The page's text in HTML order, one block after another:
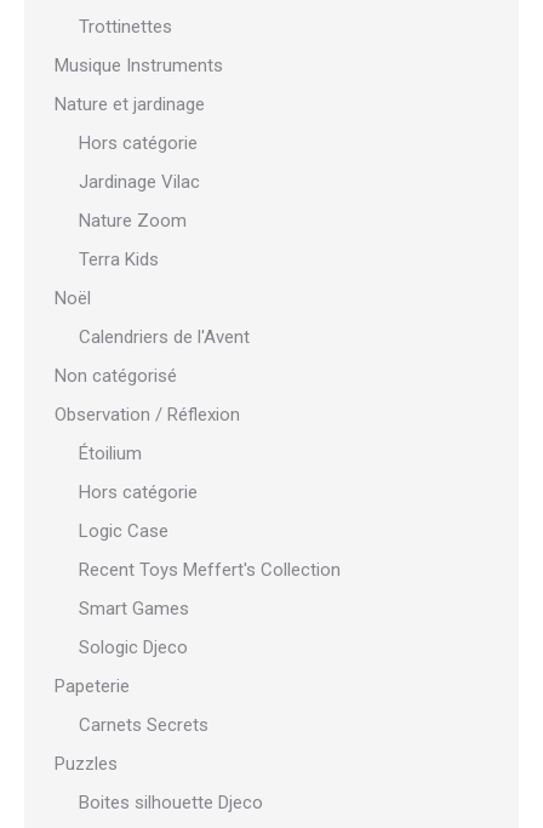
Trottinettes
Musique Instruments
Nature et jardinage
Hors catégorie
Jardinage Vilac
Nature Zoom
Terra Kids
Noël
Calendriers de l'Avent
Non catégorisé
Observation / Réflexion
Étoilium
Hors catégorie
Logic Case
Recent Toys Meffert's Collection
Smart Games
Sologic Djeco
Papeterie
Carnets Secrets
Puzzles
Boites silhouette Djeco